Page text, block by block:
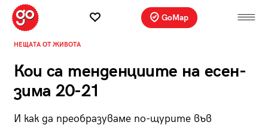
GoMap
НЕЩАТА ОТ ЖИВОТА
Кои са тенденциите на есен-
зима 20-21
И как да преобразуваме по-щурите във